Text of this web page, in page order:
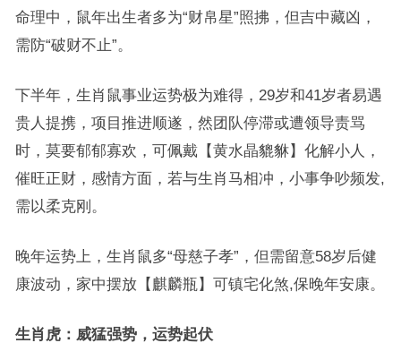
命理中，鼠年出生者多为“财帛星”照拂，但吉中藏凶，
需防“破财不止”。
下半年，生肖鼠事业运势极为难得，29岁和41岁者易遇
贵人提携，项目推进顺遂，然团队停滞或遭领导责骂
时，莫要郁郁寡欢，可佩戴【黄水晶貔貅】化解小人，
催旺正财，感情方面，若与生肖马相冲，小事争吵频发,
需以柔克刚。
晚年运势上，生肖鼠多“母慈子孝”，但需留意58岁后健
康波动，家中摆放【麒麟瓶】可镇宅化煞,保晚年安康。
生肖虎：威猛强势，运势起伏